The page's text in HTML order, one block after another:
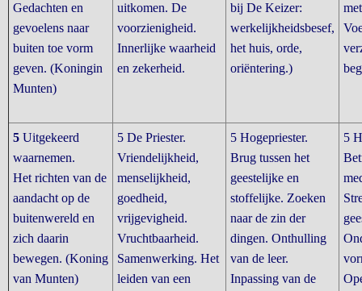
Gedachten en
gevoelens naar
buiten toe vorm
geven. (Koningin
Munten)
uitkomen. De
voorzienigheid.
Innerlijke waarheid
en zekerheid.
bij De Keizer:
werkelijkheidsbesef,
het huis, orde,
oriëntering.)
5 Uitgekeerd
waarnemen.
Het richten van de
aandacht op de
buitenwereld en
zich daarin
bewegen. (Koning
van Munten)
5 De Priester.
Vriendelijkheid,
menselijkheid,
goedheid,
vrijgevigheid.
Vruchtbaarheid.
Samenwerking. Het
leiden van een
5 Hogepriester.
Brug tussen het
geestelijke en
stoffelijke. Zoeken
naar de zin der
dingen. Onthulling
van de leer.
Inpassing van de
5